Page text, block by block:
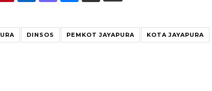
DINSOS PEMKOT JAYAPURA KOTA JAYAPURA